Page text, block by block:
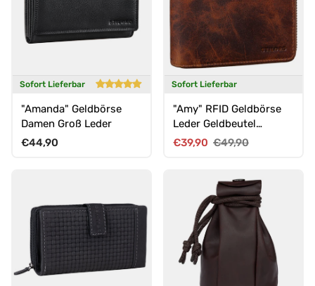
Sofort Lieferbar
"Amanda" Geldbörse
Damen Groß Leder
Normaler Preis
€44,90
Sofort Lieferbar
"Amy" RFID Geldbörse
Leder Geldbeutel
Echtleder
Verkaufspreis
€39,90 Normaler Preis
€49,90